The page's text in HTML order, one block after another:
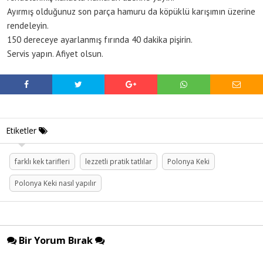
Ayırmış olduğunuz son parça hamuru da köpüklü karışımın üzerine
rendeleyin.
150 dereceye ayarlanmış fırında 40 dakika pişirin.
Servis yapın. Afiyet olsun.
Etiketler
farklı kek tarifleri lezzetli pratik tatlılar Polonya Keki
Polonya Keki nasıl yapılır
Bir Yorum Bırak